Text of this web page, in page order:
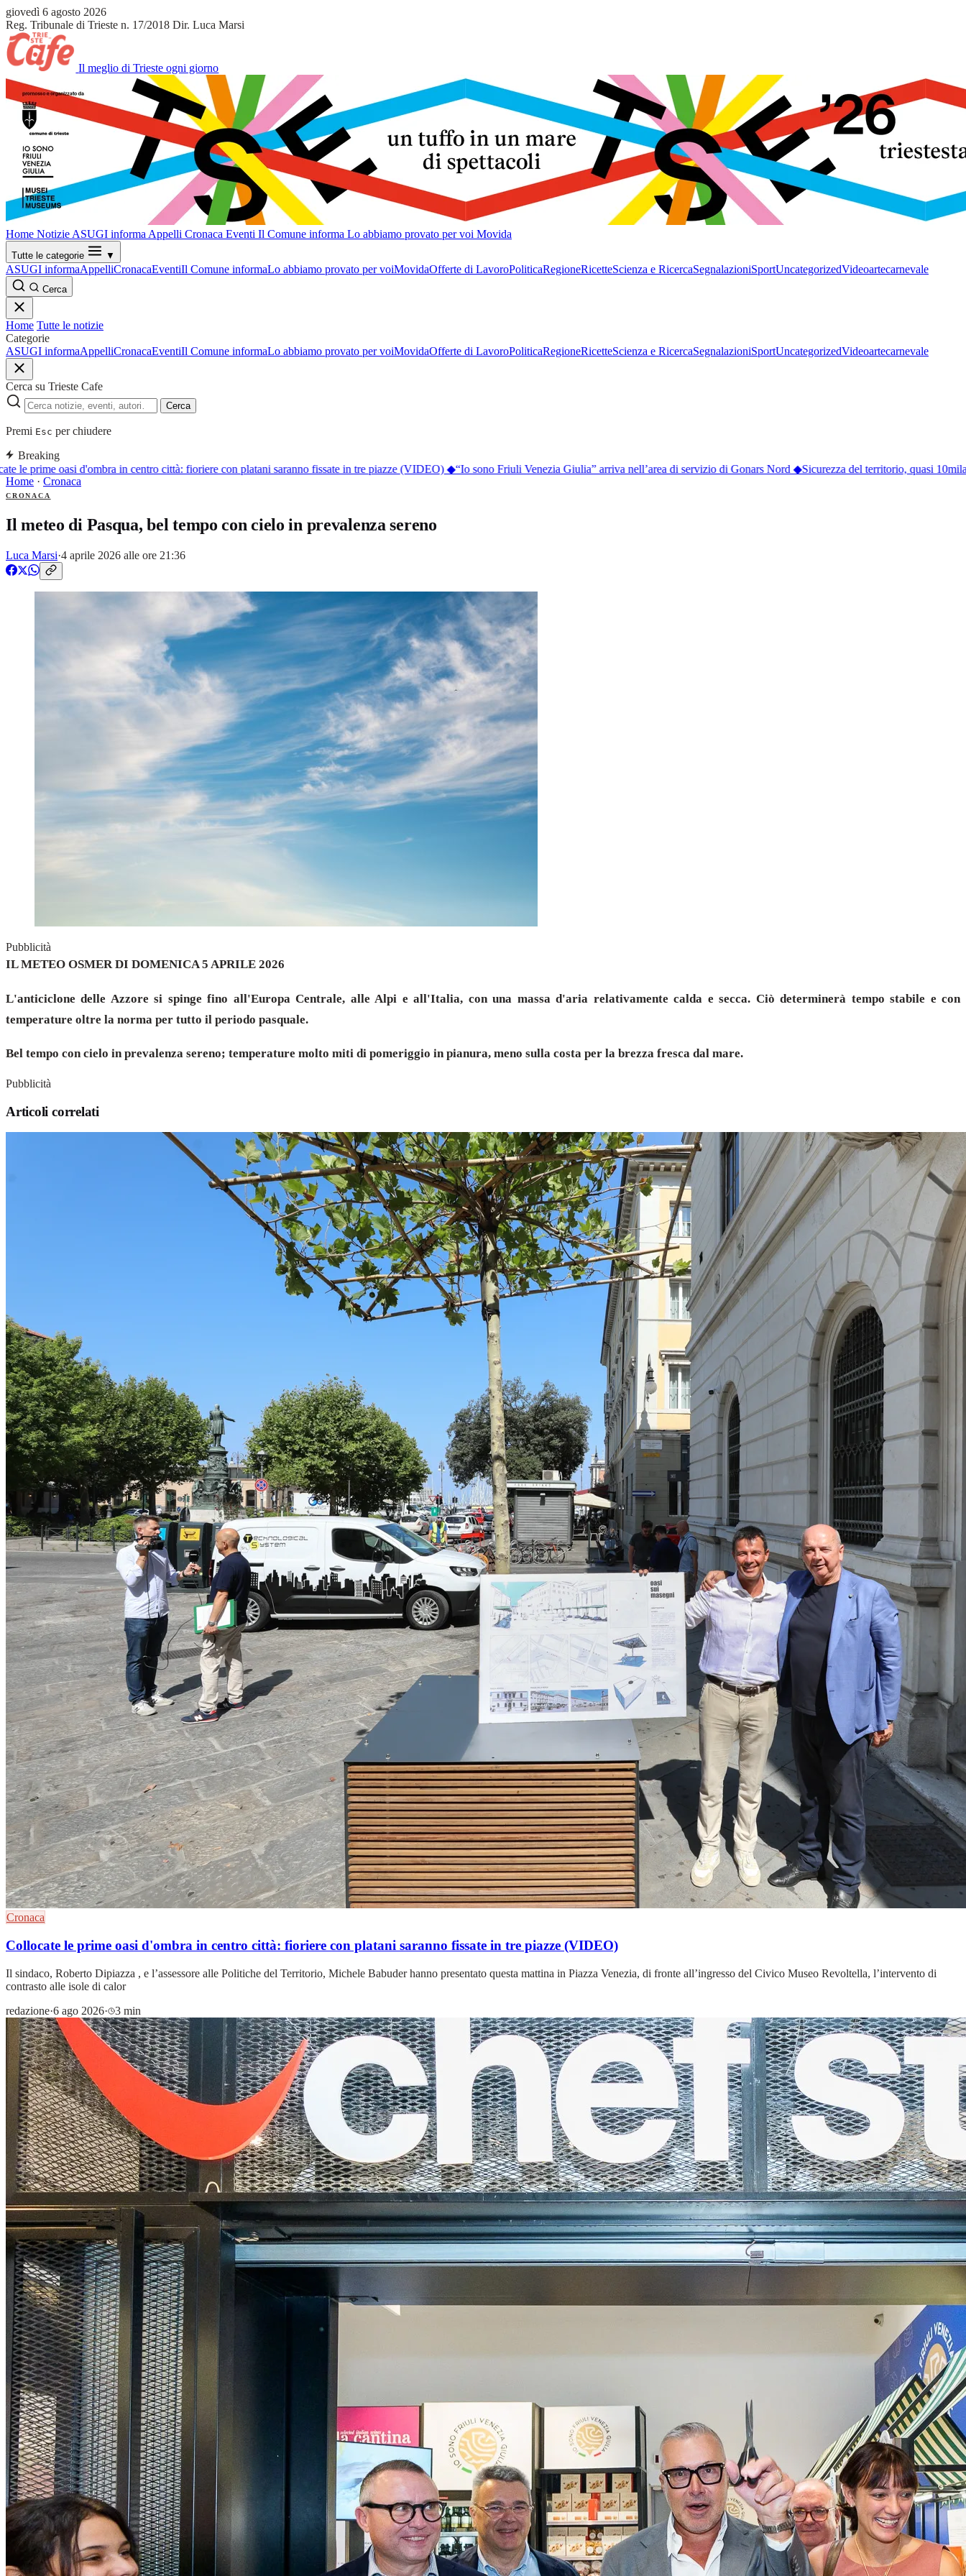
giovedì 6 agosto 2026
Reg. Tribunale di Trieste n. 17/2018 Dir. Luca Marsi
Il meglio di Trieste ogni giorno
Home Notizie ASUGI informa Appelli Cronaca Eventi Il Comune informa Lo abbiamo provato per voi Movida
Tutte le categorie ▼
ASUGI informaAppelliCronacaEventiIl Comune informaLo abbiamo provato per voiMovidaOfferte di LavoroPoliticaRegioneRicetteScienza e RicercaSegnalazioniSportUncategorizedVideoartecarnevale
Cerca
Home Tutte le notizie
Categorie
ASUGI informaAppelliCronacaEventiIl Comune informaLo abbiamo provato per voiMovidaOfferte di LavoroPoliticaRegioneRicetteScienza e RicercaSegnalazioniSportUncategorizedVideoartecarnevale
Cerca su Trieste Cafe
Cerca
Premi Esc per chiudere
Breaking
le prime oasi d'ombra in centro città: fioriere con platani saranno fissate in tre piazze (VIDEO)◆“Io sono Friuli Venezia Giulia” arriva nell’area di servizio di Gonars Nord◆Sicurezza del territorio, quasi 10mila
Home · Cronaca
CRONACA
Il meteo di Pasqua, bel tempo con cielo in prevalenza sereno
Luca Marsi·4 aprile 2026 alle ore 21:36
Pubblicità
IL METEO OSMER DI DOMENICA 5 APRILE 2026
L'anticiclone delle Azzore si spinge fino all'Europa Centrale, alle Alpi e all'Italia, con una massa d'aria relativamente calda e secca. Ciò determinerà tempo stabile e con
temperature oltre la norma per tutto il periodo pasquale.
Bel tempo con cielo in prevalenza sereno; temperature molto miti di pomeriggio in pianura, meno sulla costa per la brezza fresca dal mare.
Pubblicità
Articoli correlati
Cronaca
Collocate le prime oasi d'ombra in centro città: fioriere con platani saranno fissate in tre piazze (VIDEO)
Il sindaco, Roberto Dipiazza , e l’assessore alle Politiche del Territorio, Michele Babuder hanno presentato questa mattina in Piazza Venezia, di fronte all’ingresso del Civico Museo Revoltella, l’intervento di
contrasto alle isole di calor
redazione·6 ago 2026· 3 min